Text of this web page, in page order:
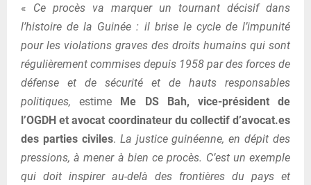
« Ce procès va marquer un tournant décisif dans
l’histoire de la Guinée : il brise le cycle de l’impunité
pour les violations graves des droits humains qui sont
régulièrement commises depuis 1958 par des forces de
défense et de sécurité et de hauts responsables
politiques, estime Me DS Bah, vice-président de
l’OGDH et avocat coordinateur du collectif d’avocat.es
des parties civiles. La justice guinéenne, en dépit des
pressions, à mener à bien ce procès. C’est un exemple
qui doit inspirer au-delà des frontières du pays et